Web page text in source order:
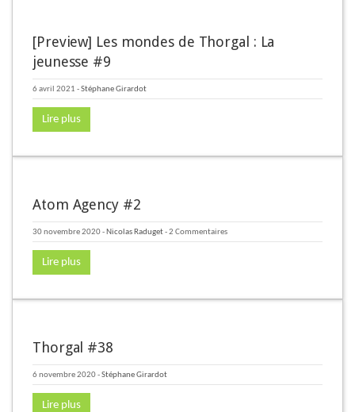
[Preview] Les mondes de Thorgal : La
jeunesse #9
6 avril 2021 -Stéphane Girardot
Lire plus
Atom Agency #2
30 novembre 2020- Nicolas Raduget- 2 Commentaires
Lire plus
Thorgal #38
6 novembre 2020-Stéphane Girardot
Lire plus